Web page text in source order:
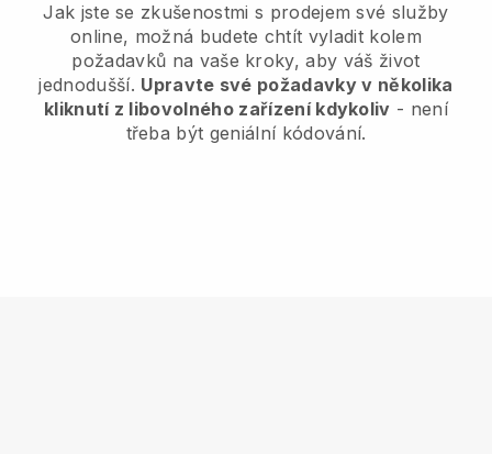
Jak jste se zkušenostmi s prodejem své služby
online, možná budete chtít vyladit kolem
požadavků na vaše kroky, aby váš život
jednodušší. Upravte své požadavky v několika
kliknutí z libovolného zařízení kdykoliv - není
třeba být geniální kódování.